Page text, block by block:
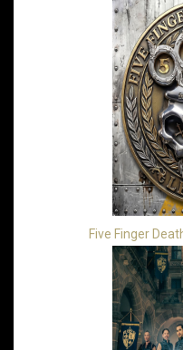
Five Finger